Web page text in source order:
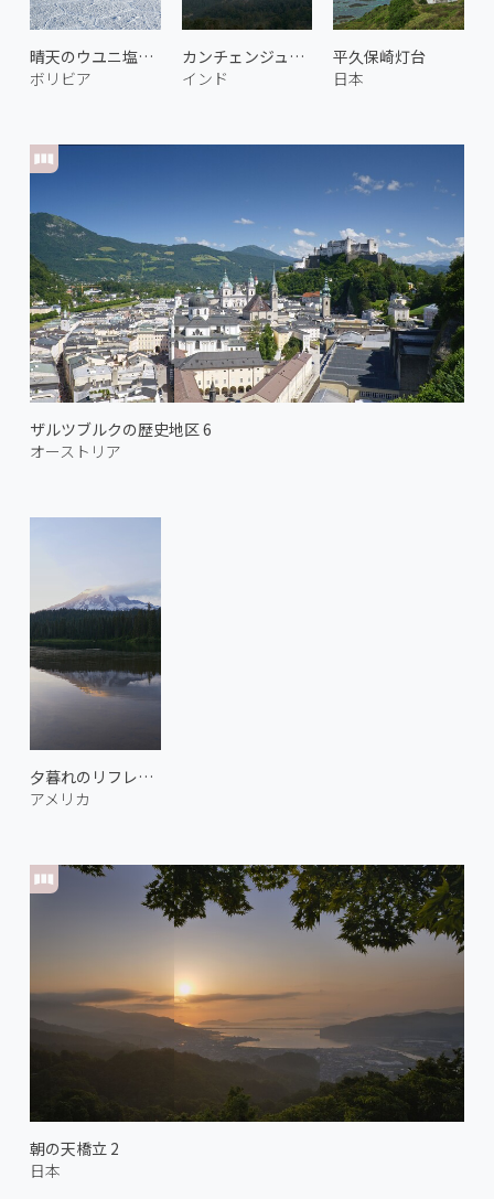
晴天のウユニ塩湖 2
ボリビア
ザルツブルクの歴史地区 6
オーストリア
カンチェンジュンガ 3
インド
平久保崎灯台
日本
夕暮れのリフレクション湖
アメリカ
朝の天橋立 2
日本